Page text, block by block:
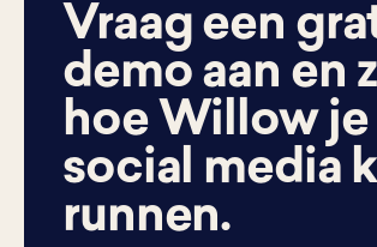
Vraag een
demo aan en
hoe Willow je
social media
runnen.